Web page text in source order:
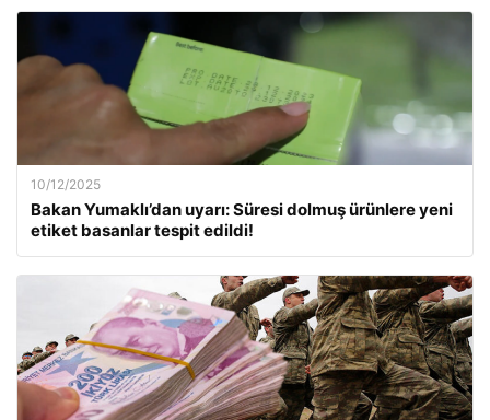
10/12/2025
Bakan Yumaklı’dan uyarı: Süresi dolmuş ürünlere yeni
etiket basanlar tespit edildi!